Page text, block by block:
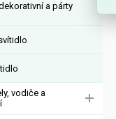
a párty
vodiče a